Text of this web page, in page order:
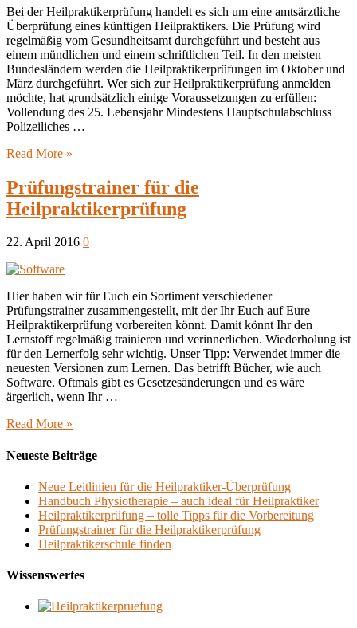
Bei der Heilpraktikerprüfung handelt es sich um eine amtsärztliche
Überprüfung eines künftigen Heilpraktikers. Die Prüfung wird
regelmäßig vom Gesundheitsamt durchgeführt und besteht aus
einem mündlichen und einem schriftlichen Teil. In den meisten
Bundesländern werden die Heilpraktikerprüfungen im Oktober und
März durchgeführt. Wer sich zur Heilpraktikerprüfung anmelden
möchte, hat grundsätzlich einige Voraussetzungen zu erfüllen:
Vollendung des 25. Lebensjahr Mindestens Hauptschulabschluss
Polizeiliches …
Read More »
Prüfungstrainer für die
Heilpraktikerprüfung
22. April 2016 0
Hier haben wir für Euch ein Sortiment verschiedener
Prüfungstrainer zusammengestellt, mit der Ihr Euch auf Eure
Heilpraktikerprüfung vorbereiten könnt. Damit könnt Ihr den
Lernstoff regelmäßig trainieren und verinnerlichen. Wiederholung ist
für den Lernerfolg sehr wichtig. Unser Tipp: Verwendet immer die
neuesten Versionen zum Lernen. Das betrifft Bücher, wie auch
Software. Oftmals gibt es Gesetzesänderungen und es wäre
ärgerlich, wenn Ihr …
Read More »
Neueste Beiträge
Neue Leitlinien für die Heilpraktiker-Überprüfung
Handbuch Physiotherapie – auch ideal für Heilpraktiker
Heilpraktikerprüfung – tolle Tipps für die Vorbereitung
Prüfungstrainer für die Heilpraktikerprüfung
Heilpraktikerschule finden
Wissenswertes